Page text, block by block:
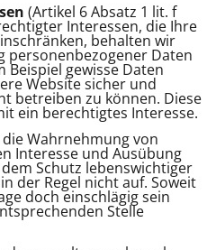
(Artikel 6 Absatz 1 lit. f
Interessen, die Ihre
behalten wir
personenbezogener Daten
Beispiel gewisse Daten
Website sicher und
betreiben zu können. Diese
ein berechtigtes Interesse.
Wahrnehmung von
Interesse und Ausübung
Schutz lebenswichtiger
der Regel nicht auf. Soweit
doch einschlägig sein
Stelle